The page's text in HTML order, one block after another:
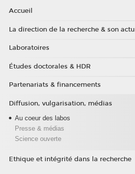
Accueil
La direction de la recherche & son actu
Laboratoires
Études doctorales & HDR
Partenariats & financements
Diffusion, vulgarisation, médias
Au coeur des labos
Presse & médias
Science ouverte
Ethique et intégrité dans la recherche